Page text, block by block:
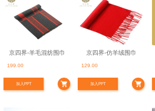
京四界-羊毛混纺围巾
199.00
加入PPT
京四界-仿羊绒围巾
129.00
加入PPT